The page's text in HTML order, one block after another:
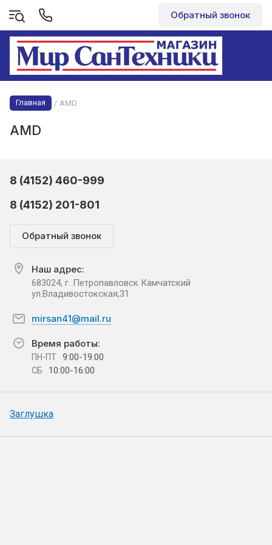
Обратный звонок
Главная / AMD
AMD
8 (4152) 460-999
8 (4152) 201-801
Обратный звонок
Наш адрес:
683024, г. Петропавловск Камчатский
ул.Владивостокская,31
mirsan41@mail.ru
Время работы:
ПН-ПТ 9:00-19:00
СБ 10:00-16:00
Заглушка